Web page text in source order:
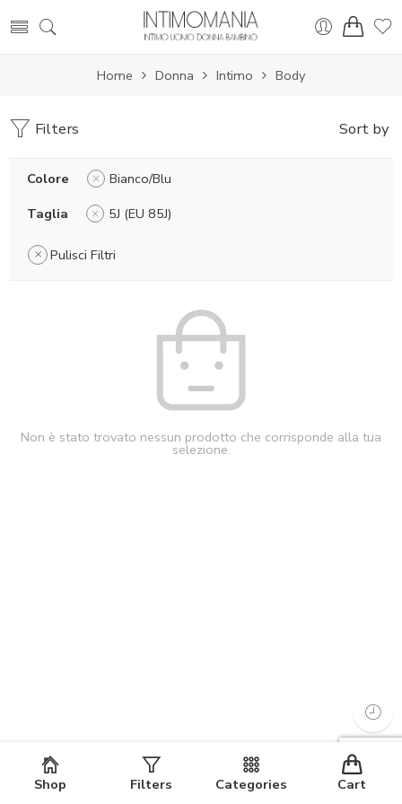
Home Donna Intimo Body
Filters Sort by
Colore
Bianco/Blu
Taglia
5J (EU 85J)
Pulisci Filtri
Non è stato trovato nessun prodotto che corrisponde alla tua
selezione.
Shop Filters Categories Cart